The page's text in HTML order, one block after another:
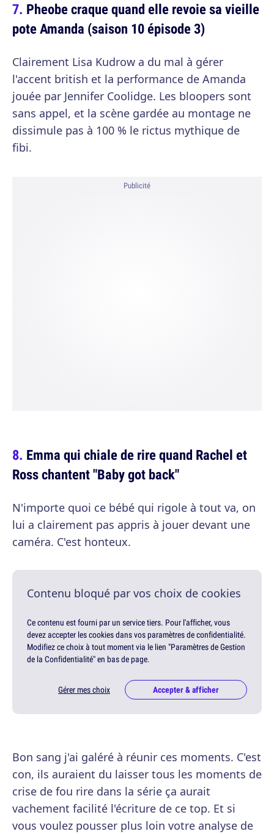
Pheobe craque quand elle revoie sa vieille
pote Amanda (saison 10 épisode 3)
Clairement Lisa Kudrow a du mal à gérer
l'accent british et la performance de Amanda
jouée par Jennifer Coolidge. Les bloopers sont
sans appel, et la scène gardée au montage ne
dissimule pas à 100 % le rictus mythique de
fibi.
Publicité
Emma qui chiale de rire quand Rachel et
Ross chantent "Baby got back"
N'importe quoi ce bébé qui rigole à tout va, on
lui a clairement pas appris à jouer devant une
caméra. C'est honteux.
Contenu bloqué par vos choix de cookies
Ce contenu est fourni par un service tiers. Pour l'afficher, vous
devez accepter les cookies dans vos paramètres de confidentialité.
Modifiez ce choix à tout moment via le lien "Paramètres de Gestion
de la Confidentialité" en bas de page.
Gérer mes choix Accepter & afficher
Bon sang j'ai galéré à réunir ces moments. C'est
con, ils auraient du laisser tous les moments de
crise de fou rire dans la série ça aurait
vachement facilité l'écriture de ce top. Et si
vous voulez pousser plus loin votre analyse de